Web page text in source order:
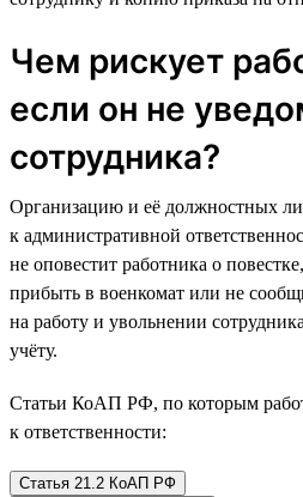
Чем рискует
если он не
сотрудника?
Организацию и её должностных
к административной
не оповестит работника о
прибыть в военкомат или не
на работу и увольнении
учёту.
Статьи КоАП РФ, по которым
к ответственности:
Статья 21.2 КоАП РФ